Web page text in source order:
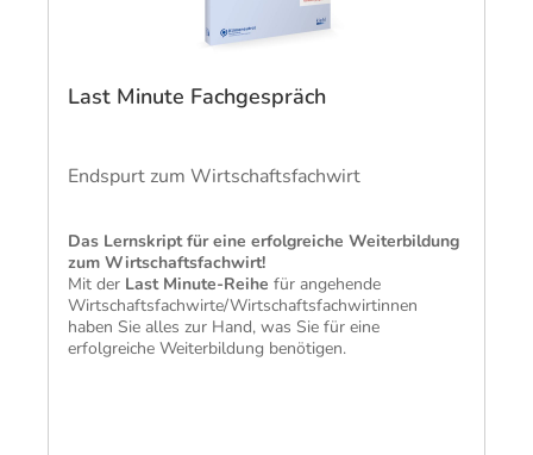
Last Minute Fachgespräch
Endspurt zum Wirtschaftsfachwirt
Das Lernskript für eine erfolgreiche Weiterbildung
zum Wirtschaftsfachwirt!
Mit der Last Minute-Reihe für angehende
Wirtschaftsfachwirte/Wirtschaftsfachwirtinnen
haben Sie alles zur Hand, was Sie für eine
erfolgreiche Weiterbildung benötigen.